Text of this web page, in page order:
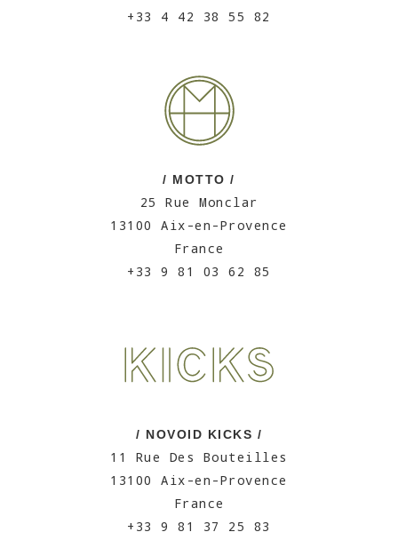
+33 4 42 38 55 82
/ MOTTO /
25 Rue Monclar
13100 Aix-en-Provence
France
+33 9 81 03 62 85
/ NOVOID KICKS /
11 Rue Des Bouteilles
13100 Aix-en-Provence
France
+33 9 81 37 25 83